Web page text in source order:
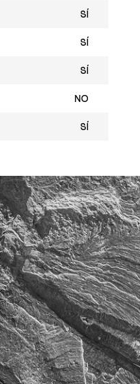
SÍ
SÍ
SÍ
NO
SÍ